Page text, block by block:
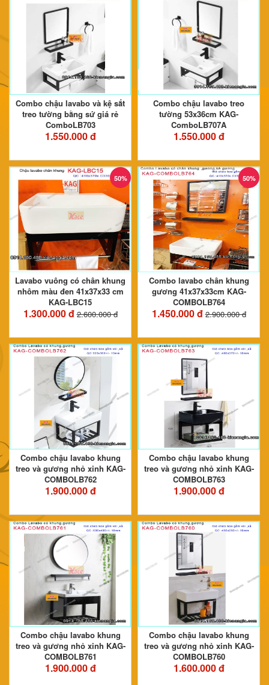
Combo chậu lavabo và kệ sắt
treo tường bằng sứ giá rẻ
ComboLB703
1.550.000 đ
Combo chậu lavabo treo
tường 53x36cm KAG-
ComboLB707A
1.550.000 đ
50%
Lavabo vuông có chân khung
nhôm màu đen 41x37x33 cm
KAG-LBC15
1.300.000 đ 2.600.000 đ
50%
Combo lavabo chân khung
gương 41x37x33cm KAG-
COMBOLB764
1.450.000 đ 2.900.000 đ
Combo chậu lavabo khung
treo và gương nhỏ xinh KAG-
COMBOLB762
1.900.000 đ
Combo chậu lavabo khung
treo và gương nhỏ xinh KAG-
COMBOLB763
1.900.000 đ
Combo chậu lavabo khung
treo và gương nhỏ xinh KAG-
COMBOLB761
1.900.000 đ
Combo chậu lavabo khung
treo và gương nhỏ xinh KAG-
COMBOLB760
1.600.000 đ